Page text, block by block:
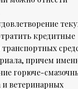
кредитные
причем
горюче-
ветеринарных